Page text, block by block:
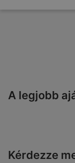
A legjobb
Kérdezze